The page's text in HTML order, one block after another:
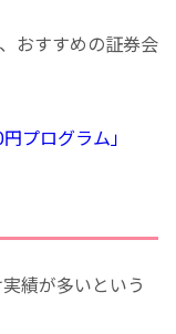
おすすめの証券会
プログラム」
績が多いという